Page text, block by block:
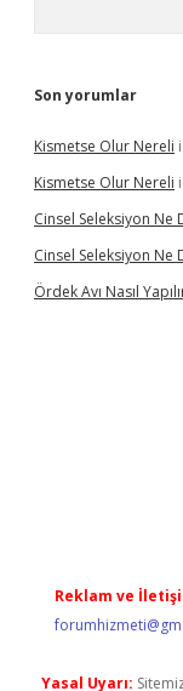
Son yorumlar
Kismetse Olur Nereli
Kismetse Olur Nereli
Cinsel Seleksiyon Ne
Cinsel Seleksiyon Ne
Ördek Avı Nasıl
Reklam ve
Yasal Uyarı: